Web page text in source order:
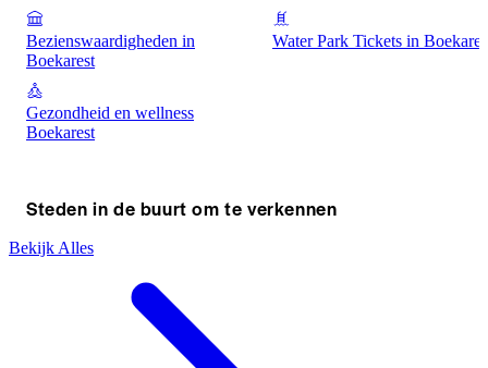
Bezienswaardigheden in
Boekarest
Water Park Tickets in
Gezondheid en wellness
Boekarest
Steden in de buurt om te verkennen
Bekijk Alles